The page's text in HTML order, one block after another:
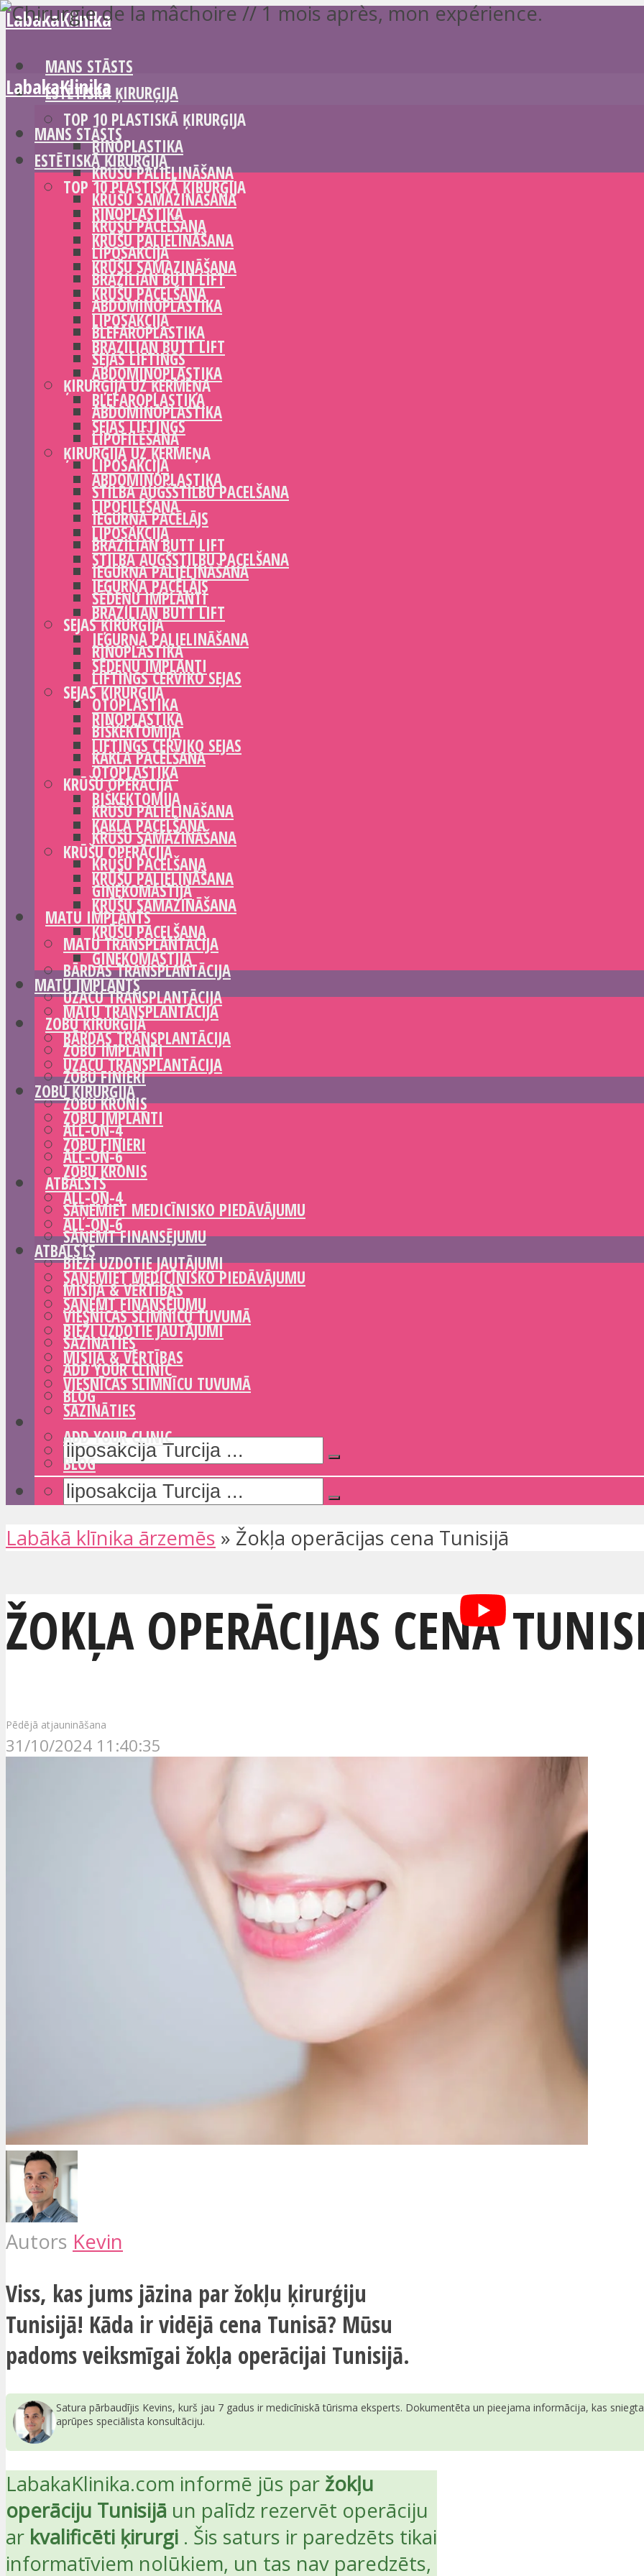
LabakaKlinika
MANS STĀSTS
ESTĒTISKĀ ĶIRURĢIJA
TOP 10 PLASTISKĀ ĶIRURĢIJA
RINOPLASTIKA
KRŪŠU PALIELINĀŠANA
KRŪŠU SAMAZINĀŠANA
KRŪŠU PACELŠANA
LIPOSAKCIJA
BRAZILIAN BUTT LIFT
ABDOMINOPLASTIKA
BLEFAROPLASTIKA
SEJAS LIFTINGS
ĶIRURĢIJA UZ ĶERMEŅA
ABDOMINOPLASTIKA
LIPOFILĒŠANA
LIPOSAKCIJA
STILBA AUGŠSTILBU PACELŠANA
IEGURŅA PACĒLĀJS
BRAZILIAN BUTT LIFT
IEGURŅA PALIELINĀŠANA
SĒDEŅU IMPLANTI
SEJAS ĶIRURĢIJA
RINOPLASTIKA
LIFTINGS CERVIKO SEJAS
OTOPLASTIKA
BIŠKEKTOMIJA
KAKLA PACELŠANA
KRŪŠU OPERĀCIJA
KRŪŠU PALIELINĀŠANA
KRŪŠU SAMAZINĀŠANA
KRŪŠU PACELŠANA
GINEKOMASTIJA
MATU IMPLANTS
MATU TRANSPLANTĀCIJA
BĀRDAS TRANSPLANTĀCIJA
UZACU TRANSPLANTĀCIJA
ZOBU ĶIRURĢIJA
ZOBU IMPLANTI
ZOBU FINIERI
ZOBU KRONIS
ALL-ON-4
ALL-ON-6
ATBALSTS
SAŅEMIET MEDICĪNISKO PIEDĀVĀJUMU
SAŅEMT FINANSĒJUMU
BIEŽI UZDOTIE JAUTĀJUMI
MISIJA & VĒRTĪBAS
VIESNĪCAS SLIMNĪCU TUVUMĀ
SAZINĀTIES
ADD YOUR CLINIC
BLOG
LabakaKlinika
MANS STĀSTS
ESTĒTISKĀ ĶIRURĢIJA
TOP 10 PLASTISKĀ ĶIRURĢIJA
RINOPLASTIKA
KRŪŠU PALIELINĀŠANA
KRŪŠU SAMAZINĀŠANA
KRŪŠU PACELŠANA
LIPOSAKCIJA
BRAZILIAN BUTT LIFT
ABDOMINOPLASTIKA
BLEFAROPLASTIKA
SEJAS LIFTINGS
ĶIRURĢIJA UZ ĶERMEŅA
ABDOMINOPLASTIKA
LIPOFILĒŠANA
LIPOSAKCIJA
STILBA AUGŠSTILBU PACELŠANA
IEGURŅA PACĒLĀJS
BRAZILIAN BUTT LIFT
IEGURŅA PALIELINĀŠANA
SĒDEŅU IMPLANTI
SEJAS ĶIRURĢIJA
RINOPLASTIKA
LIFTINGS CERVIKO SEJAS
OTOPLASTIKA
BIŠKEKTOMIJA
KAKLA PACELŠANA
KRŪŠU OPERĀCIJA
KRŪŠU PALIELINĀŠANA
KRŪŠU SAMAZINĀŠANA
KRŪŠU PACELŠANA
GINEKOMASTIJA
MATU IMPLANTS
MATU TRANSPLANTĀCIJA
BĀRDAS TRANSPLANTĀCIJA
UZACU TRANSPLANTĀCIJA
ZOBU ĶIRURĢIJA
ZOBU IMPLANTI
ZOBU FINIERI
ZOBU KRONIS
ALL-ON-4
ALL-ON-6
ATBALSTS
SAŅEMIET MEDICĪNISKO PIEDĀVĀJUMU
SAŅEMT FINANSĒJUMU
BIEŽI UZDOTIE JAUTĀJUMI
MISIJA & VĒRTĪBAS
VIESNĪCAS SLIMNĪCU TUVUMĀ
SAZINĀTIES
ADD YOUR CLINIC
BLOG
Labākā klīnika ārzemēs » Žokļa operācijas cena Tunisijā
ŽOKĻA OPERĀCIJAS CENA
Pēdējā atjaunināšana
31/10/2024 11:40:35
Autors Kevin
Viss, kas jums jāzina par žokļu ķirurģiju
Tunisijā! Kāda ir vidējā cena Tunisā? Mūsu
padoms veiksmīgai žokļa operācijai Tunisijā.
Satura pārbaudījis Kevins, kurš jau 7 gadus ir medicīniskā tūrisma eksperts. Dokumentēta un pieejama informācija, kas
aprūpes speciālista konsultāciju.
LabakaKlinika.com informē jūs par žokļu
operāciju Tunisijā un palīdz rezervēt operāciju
ar kvalificēti ķirurgi . Šis saturs ir paredzēts tikai
informatīviem nolūkiem, un tas nav paredzēts,